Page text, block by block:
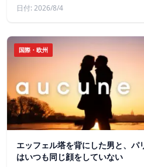
日付: 2026/8/4
国際・欧州
エッフェル塔を背にした男と、
はいつも同じ顔をしていない